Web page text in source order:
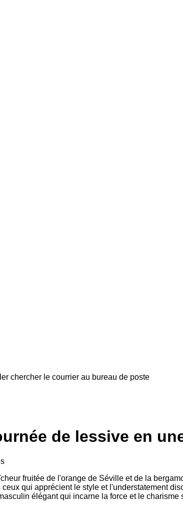
chercher le courrier au bureau de poste
de lessive en
fruitée de l'orange de Séville et de la
qui apprécient le style et l'understatement
élégant qui incarne la force et le